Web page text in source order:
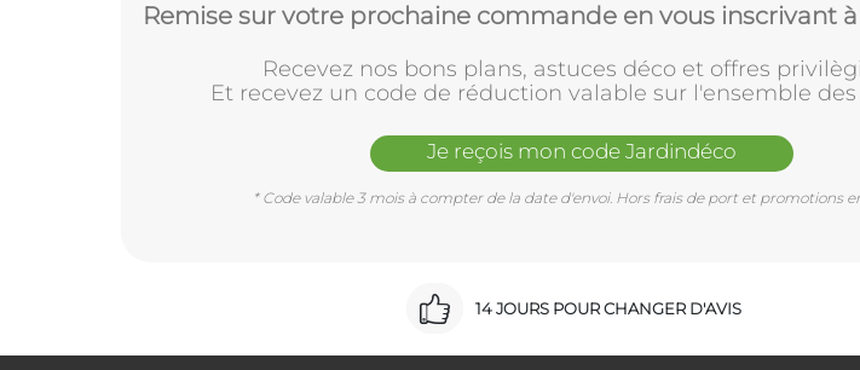
Remise sur votre prochaine commande en vous inscrivant
Recevez nos bons plans, astuces déco et offres
Et recevez un code de réduction valable sur l'ensemble
Je reçois mon code Jardindéco
* Code valable 3 mois à compter de la date d'envoi. Hors frais de port et promotions
14 JOURS POUR CHANGER D'AVIS